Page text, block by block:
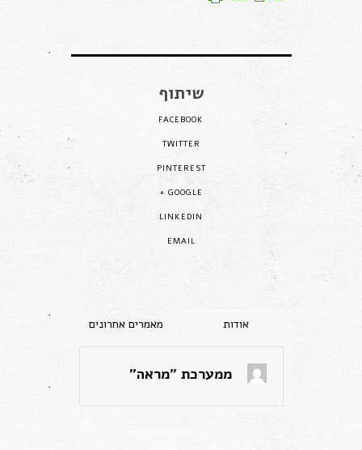
שיתוף
FACEBOOK
TWITTER
PINTEREST
GOOGLE +
LINKEDIN
EMAIL
ממערכת "מראה"